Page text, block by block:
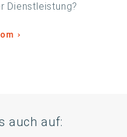
Dienstleistung?
auch auf: